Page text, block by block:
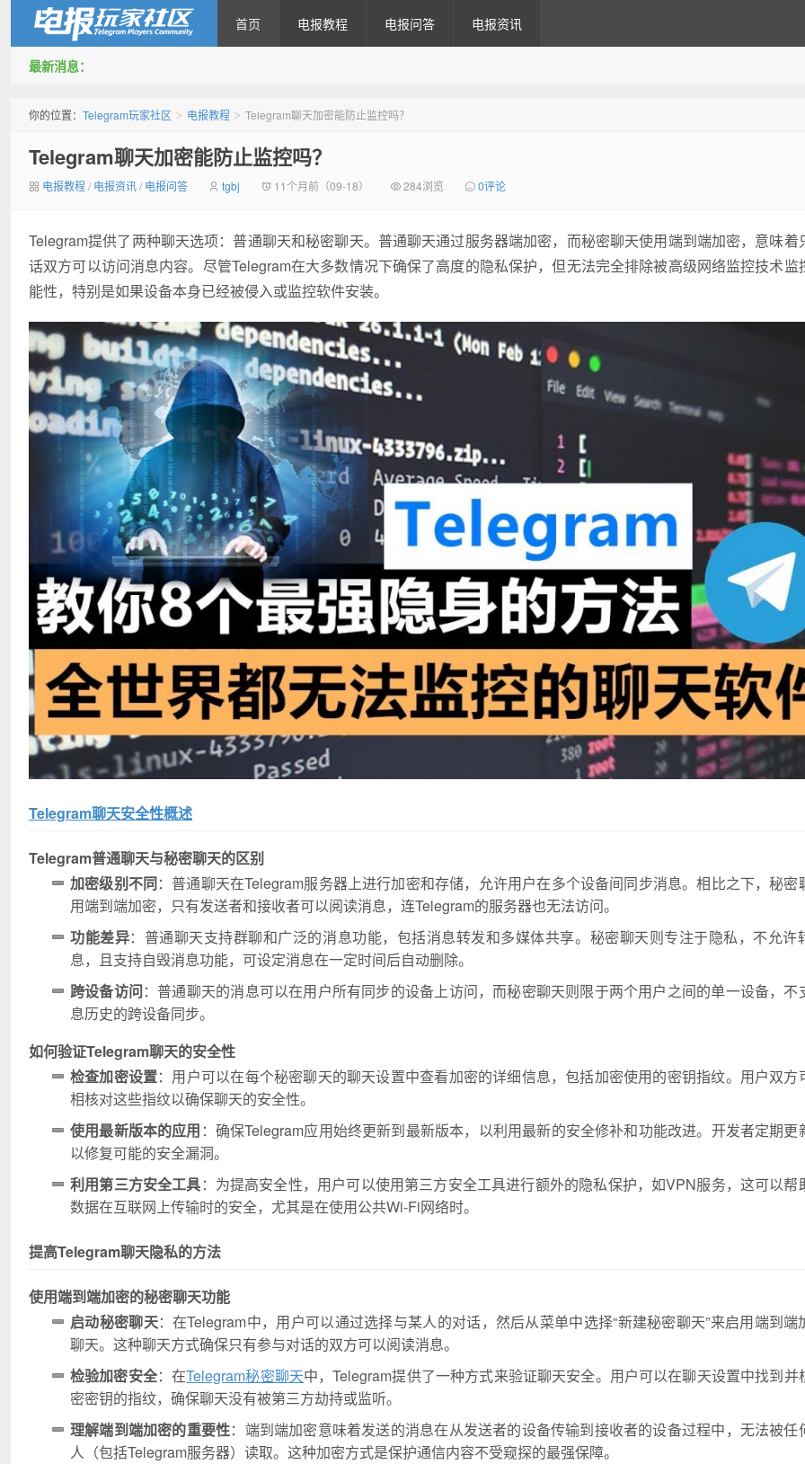
首页 电报教程 电报问答 电报资讯
最新消息：
你的位置： Telegram玩家社区 > 电报教程 > Telegram聊天加密能防止监控吗？
Telegram聊天加密能防止监控吗？
电报教程/ 电报资讯/ 电报问答 tgbj 11个月前（09-18） 284浏览 0评论
Telegram提供了两种聊天选项：普通聊天和秘密聊天。普通聊天通过服务器端加密，而秘密聊天使用端到端加密，意味着
话双方可以访问消息内容。尽管Telegram在大多数情况下确保了高度的隐私保护，但无法完全排除被高级网络监控技术监
能性，特别是如果设备本身已经被侵入或监控软件安装。
Telegram聊天安全性概述
Telegram普通聊天与秘密聊天的区别
加密级别不同：普通聊天在Telegram服务器上进行加密和存储，允许用户在多个设备间同步消息。相比之下，秘密
用端到端加密，只有发送者和接收者可以阅读消息，连Telegram的服务器也无法访问。
功能差异：普通聊天支持群聊和广泛的消息功能，包括消息转发和多媒体共享。秘密聊天则专注于隐私，不允许
息，且支持自毁消息功能，可设定消息在一定时间后自动删除。
跨设备访问：普通聊天的消息可以在用户所有同步的设备上访问，而秘密聊天则限于两个用户之间的单一设备，不
息历史的跨设备同步。
如何验证Telegram聊天的安全性
检查加密设置：用户可以在每个秘密聊天的聊天设置中查看加密的详细信息，包括加密使用的密钥指纹。用户双方
相核对这些指纹以确保聊天的安全性。
使用最新版本的应用 ：确保Telegram应用始终更新到最新版本，以利用最新的安全修补和功能改进。开发者定期更
以修复可能的安全漏洞。
利用第三方安全工具：为提高安全性，用户可以使用第三方安全工具进行额外的隐私保护，如VPN服务，这可以帮
数据在互联网上传输时的安全，尤其是在使用公共Wi-Fi网络时。
提高Telegram聊天隐私的方法
使用端到端加密的秘密聊天功能
启动秘密聊天：在Telegram中，用户可以通过选择与某人的对话，然后从菜单中选择“新建秘密聊天”来启用端到端
聊天。这种聊天方式确保只有参与对话的双方可以阅读消息。
检验加密安全：在Telegram秘密聊天中，Telegram提供了一种方式来验证聊天安全。用户可以在聊天设置中找到并
密密钥的指纹，确保聊天没有被第三方劫持或监听。
理解端到端加密的重要性：端到端加密意味着发送的消息在从发送者的设备传输到接收者的设备过程中，无法被任
人（包括Telegram服务器）读取。这种加密方式是保护通信内容不受窥探的最强保障。